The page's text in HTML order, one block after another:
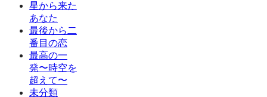
星から来た
あなた
最後から二
番目の恋
最高の一
発〜時空を
超えて〜
未分類